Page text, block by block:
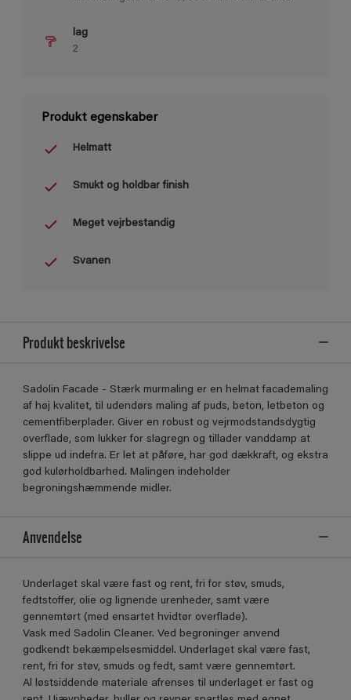
lag
2
Produkt egenskaber
Helmatt
Smukt og holdbar finish
Meget vejrbestandig
Svanen
Produkt beskrivelse
Sadolin Facade - Stærk murmaling er en helmat facademaling
af høj kvalitet, til udendørs maling af puds, beton, letbeton og
cementfiberplader. Giver en robust og vejrmodstandsdygtig
overflade, som lukker for slagregn og tillader vanddamp at
slippe ud indefra. Er let at påføre, har god dækkraft, og ekstra
god kulørholdbarhed. Malingen indeholder
begroningshæmmende midler.
Anvendelse
Underlaget skal være fast og rent, fri for støv, smuds,
fedtstoffer, olie og lignende urenheder, samt være
gennemtørt (med ensartet hvidtør overflade).
Vask med Sadolin Cleaner. Ved begroninger anvend
godkendt bekæmpelsesmiddel. Underlaget skal være fast,
rent, fri for støv, smuds og fedt, samt være gennemtørt.
Al løstsiddende materiale afrenses til underlaget er fast og